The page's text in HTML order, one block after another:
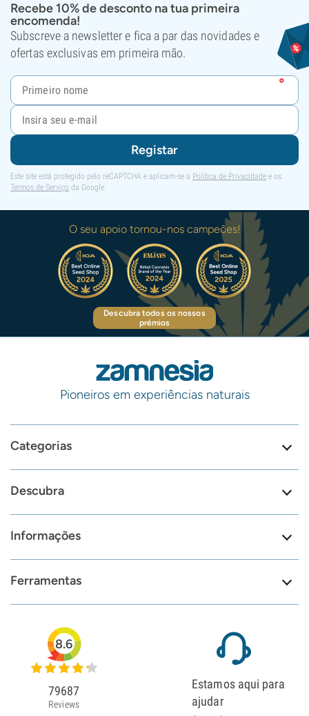
Recebe 10% de desconto na tua primeira
encomenda!
Subscreve a newsletter e fica a par das novidades e
ofertas exclusivas em primeira mão.
Registar
Este site está protegido pelo reCAPTCHA e aplicam-se a Política de Privacidade e os
Termos de Serviço da Google.
O seu apoio tornou-nos campeões!
Descubra todos os nossos
prémios
Pioneiros em experiências naturais
Categorias
Descubra
Informações
Ferramentas
8.6
79687
Reviews
Estamos aqui para
ajudar